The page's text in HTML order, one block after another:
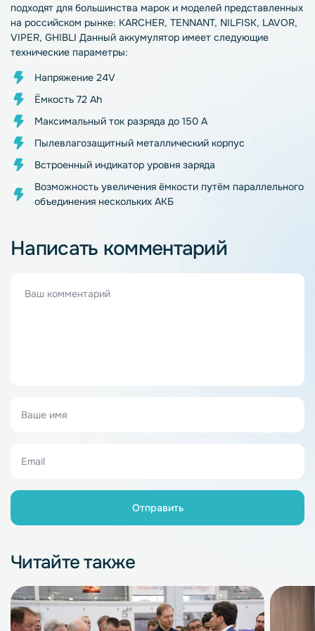
подходят для большинства марок и моделей представленных
на российском рынке: KARCHER, TENNANT, NILFISK, LAVOR,
VIPER, GHIBLI Данный аккумулятор имеет следующие
технические параметры:
Напряжение 24V
Ёмкость 72 Ah
Максимальный ток разряда до 150 А
Пылевлагозащитный металлический корпус
Встроенный индикатор уровня заряда
Возможность увеличения ёмкости путём параллельного
объединения нескольких АКБ
Написать комментарий
Читайте также